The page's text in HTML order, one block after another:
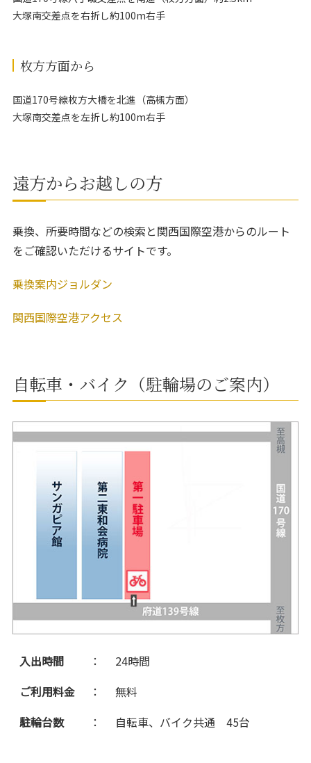
大塚南交差点を右折し約100m右手
枚方方面から
国道170号線枚方大橋を北進（高槻方面）
大塚南交差点を左折し約100m右手
遠方からお越しの方
乗換、所要時間などの検索と関西国際空港からのルート
をご確認いただけるサイトです。
乗換案内ジョルダン
関西国際空港アクセス
自転車・バイク（駐輪場のご案内）
入出時間 ：
24時間
ご利用料金
：
無料
駐輪台数
： 自転車、バイク共通 45台